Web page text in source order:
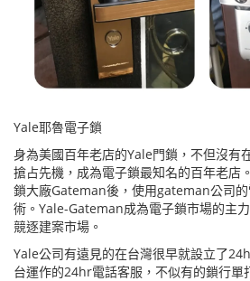
Yale耶魯電子鎖
身為美國百年老店的Yale門鎖，不但沒有
搶占先機，成為電子鎖最知名的百年老店
鎖大廠Gateman後，使用gateman公司
術。Yale-Gateman成為電子鎖市場的主
競逐建案市場。
Yale公司有遠見的在台灣很早就設立了
台運作的24hr電話客服，不似有的鎖行單